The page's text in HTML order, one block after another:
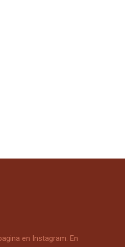
en Instagram. En